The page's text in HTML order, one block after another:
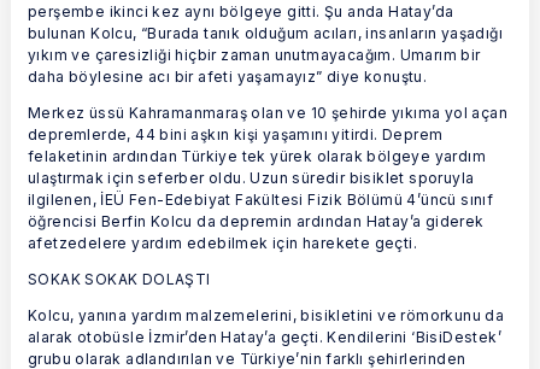
perşembe ikinci kez aynı bölgeye gitti. Şu anda Hatay’da
bulunan Kolcu, “Burada tanık olduğum acıları, insanların yaşadığı
yıkım ve çaresizliği hiçbir zaman unutmayacağım. Umarım bir
daha böylesine acı bir afeti yaşamayız” diye konuştu.
Merkez üssü Kahramanmaraş olan ve 10 şehirde yıkıma yol açan
depremlerde, 44 bini aşkın kişi yaşamını yitirdi. Deprem
felaketinin ardından Türkiye tek yürek olarak bölgeye yardım
ulaştırmak için seferber oldu. Uzun süredir bisiklet sporuyla
ilgilenen, İEÜ Fen-Edebiyat Fakültesi Fizik Bölümü 4’üncü sınıf
öğrencisi Berfin Kolcu da depremin ardından Hatay’a giderek
afetzedelere yardım edebilmek için harekete geçti.
SOKAK SOKAK DOLAŞTI
Kolcu, yanına yardım malzemelerini, bisikletini ve römorkunu da
alarak otobüsle İzmir’den Hatay’a geçti. Kendilerini ‘BisiDestek’
grubu olarak adlandırılan ve Türkiye’nin farklı şehirlerinden